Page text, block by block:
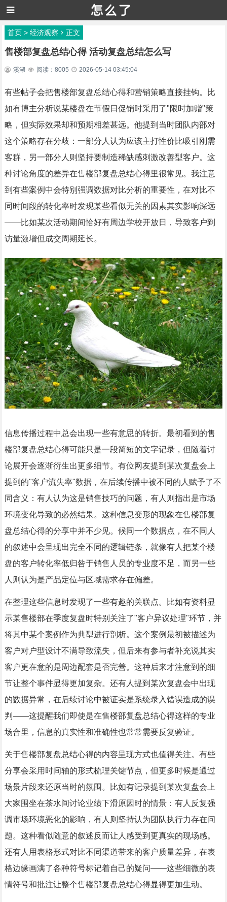
首页> 经济观察 正文
售楼部复盘总结心得 活动复盘总结怎么写
溪湖 阅读：8005 2026-05-14 03:45:04
有些帖子会把售楼部复盘总结心得和营销策略直接挂钩。比
如有博主分析说某楼盘在节假日促销时采用了"限时加赠"策
略，但实际效果却和预期相差甚远。他提到当时团队内部对
这个策略存在分歧：一部分人认为应该主打性价比吸引刚需
客群，另一部分人则坚持要制造稀缺感刺激改善型客户。这
种讨论角度的差异在售楼部复盘总结心得里很常见。我注意
到有些案例中会特别强调数据对比分析的重要性，在对比不
同时间段的转化率时发现某些看似无关的因素其实影响深远
——比如某次活动期间恰好有周边学校开放日，导致客户到
访量激增但成交周期延长。
信息传播过程中总会出现一些有意思的转折。最初看到的售
楼部复盘总结心得可能只是一段简短的文字记录，但随着讨
论展开会逐渐衍生出更多细节。有位网友提到某次复盘会上
提到的"客户流失率"数据，在后续传播中被不同的人赋予了不
同含义：有人认为这是销售技巧的问题，有人则指出是市场
环境变化导致的必然结果。这种信息变形的现象在售楼部复
盘总结心得的分享中并不少见。候同一个数据点，在不同人
的叙述中会呈现出完全不同的逻辑链条，就像有人把某个楼
盘的客户转化率低归咎于销售人员的专业度不足，而另一些
人则认为是产品定位与区域需求存在偏差。
在整理这些信息时发现了一些有趣的关联点。比如有资料显
示某售楼部在季度复盘时特别关注了"客户异议处理"环节，并
将其中某个案例作为典型进行剖析。这个案例最初被描述为
客户对户型设计不满导致流失，但后来有参与者补充说其实
客户更在意的是周边配套是否完善。这种后来才注意到的细
节让整个事件显得更加复杂。还有人提到某次复盘会中出现
的数据异常，在后续讨论中被证实是系统录入错误造成的误
判——这提醒我们即使是在售楼部复盘总结心得这样的专业
场合里，信息的真实性和准确性也常常需要反复验证。
关于售楼部复盘总结心得的内容呈现方式也值得关注。有些
分享会采用时间轴的形式梳理关键节点，但更多时候是通过
场景片段来还原当时的氛围。比如有记录提到某次复盘会上
大家围坐在茶水间讨论业绩下滑原因时的情景：有人反复强
调市场环境恶化的影响，有人则坚持认为团队执行力存在问
题。这种看似随意的叙述反而让人感受到更真实的现场感。
还有人用表格形式对比不同渠道带来的客户质量差异，在表
格边缘画满了各种符号标记着自己的疑问——这些细微的表
情符号和批注让整个售楼部复盘总结心得显得更加生动。